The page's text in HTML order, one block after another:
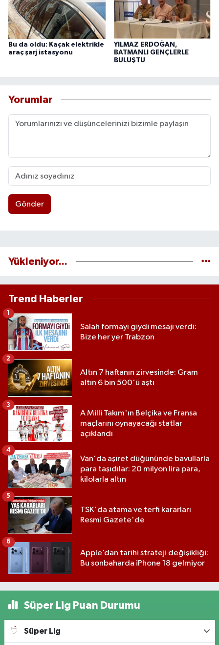
Bu da oldu: Kaçak elektrikle
araç şarj istasyonu
YILMAZ ERDOĞAN,
BATMANLI GENÇLERLE
BULUŞTU
Yorumlar
Gönder
Yükleniyor...
Trend Haberler
Salah formayı giydi mesajı verdi:
Bize her yer Trabzon
1
Altın 7 haftanın zirvesinde: Gram
altın 6 bin 500'ü aştı
2
A Milli Takım'ın Belçika ve Fransa
maçlarını oynayacağı statlar
açıklandı
3
Van'da aşiret düğününde bavullarla
para taşıdılar: 20 milyon lira para,
kilolarla altın
4
TSK'da atama ve terfi kararları
Resmi Gazete'de
5
Apple’dan tarihi strateji değişikliği:
Bu sonbaharda iPhone 18 gelmiyor
6
Süper Lig Puan Durumu
Süper Lig